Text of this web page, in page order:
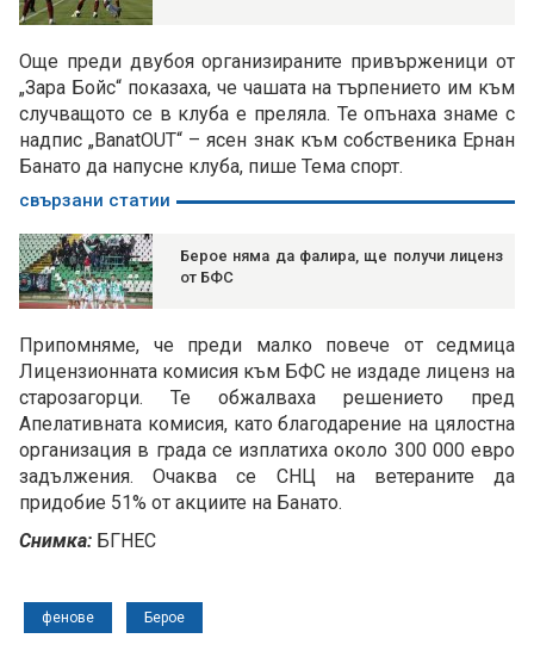
Още преди двубоя организираните привърженици от
„Зара Бойс“ показаха, че чашата на търпението им към
случващото се в клуба е преляла. Те опънаха знаме с
надпис „BanatOUT“ – ясен знак към собственика Ернан
Банато да напусне клуба, пише Тема спорт.
свързани статии
Берое няма да фалира, ще получи лиценз
от БФС
Припомняме, че преди малко повече от седмица
Лицензионната комисия към БФС не издаде лиценз на
старозагорци. Те обжалваха решението пред
Апелативната комисия, като благодарение на цялостна
организация в града се изплатиха около 300 000 евро
задължения. Очаква се СНЦ на ветераните да
придобие 51% от акциите на Банато.
Снимка: БГНЕС
фенове Берое